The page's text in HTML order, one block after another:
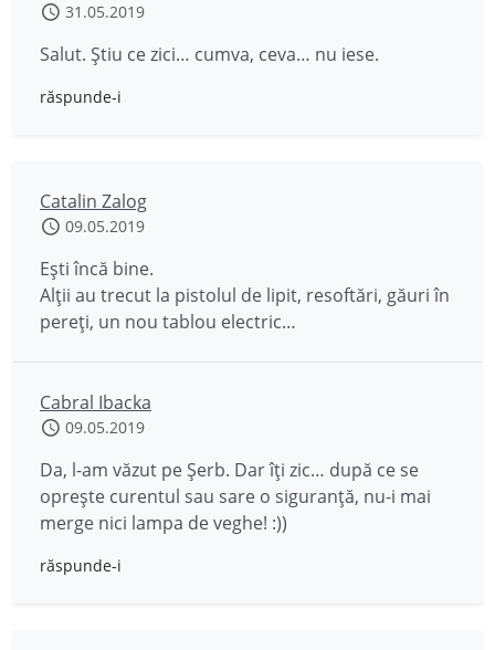
31.05.2019
Salut. Știu ce zici… cumva, ceva… nu iese.
răspunde-i
Catalin Zalog
09.05.2019
Ești încă bine.
Alții au trecut la pistolul de lipit, resoftări, găuri în
pereți, un nou tablou electric…
Cabral Ibacka
09.05.2019
Da, l-am văzut pe Șerb. Dar îți zic… după ce se
oprește curentul sau sare o siguranță, nu-i mai
merge nici lampa de veghe! :))
răspunde-i